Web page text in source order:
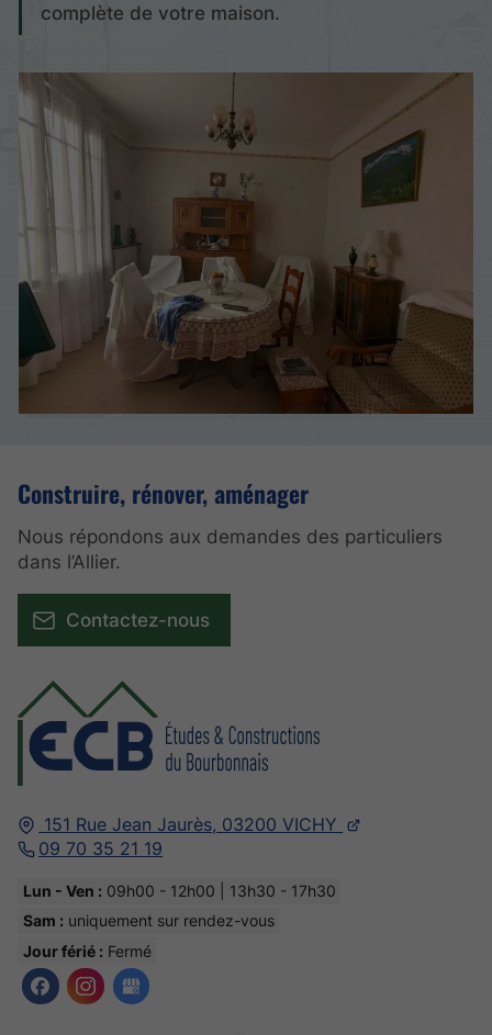
complète de votre maison.
151 Rue Jean Jaurès, 03200 VICHY
09 70 35 21 19
Lun - Ven : 09h00 - 12h00 | 13h30 - 17h30
Sam : uniquement sur rendez-vous
Jour férié : Fermé
Construire, rénover, aménager
Nous répondons aux demandes des particuliers
dans l’Allier.
Contactez-nous